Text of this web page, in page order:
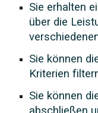
Sie erhalten
über die
Sie können
Kriterien
Sie können